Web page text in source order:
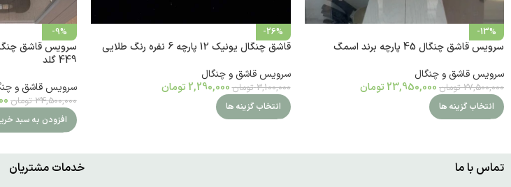
-13%
سرویس قاشق چنگال 45 پارچه برند اسمگ
سرویس قاشق و چنگال
27,500,000 تومان 23,950,000 تومان
انتخاب گزینه ها
-26%
قاشق چنگال یونیک 12 پارچه 6 نفره رنگ طلایی
سرویس قاشق و چنگال
3,100,000 تومان2,290,000 تومان
انتخاب گزینه ها
-9%
449 گلد
سرویس قاشق و
34,500,000 تومان
افزودن به سبد
تماس با ما خدمات مشتریان